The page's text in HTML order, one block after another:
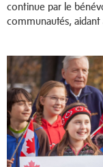
continue par le
communautés, aidant